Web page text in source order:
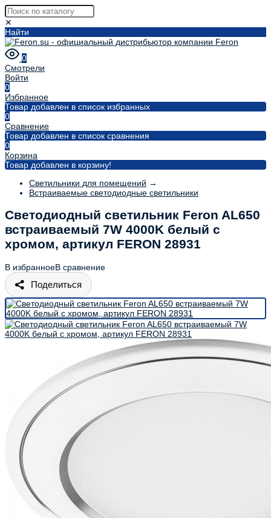
✕
Найти
0
Смотрели
Войти
0
Избранное
Товар добавлен в список избранных
0
Сравнение
Товар добавлен в список сравнения
0
Корзина
Товар добавлен в корзину!
Светильники для помещений →
Встраиваемые светодиодные светильники
Светодиодный светильник Feron AL650
встраиваемый 7W 4000K белый с
хромом, артикул FERON 28931
В избранноеВ сравнение
Поделиться